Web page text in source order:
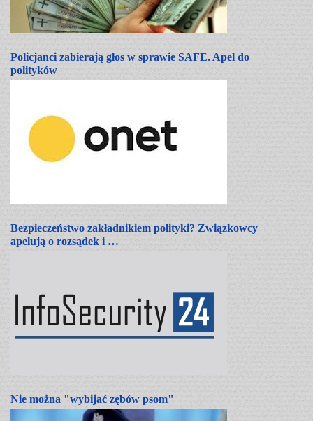
Policjanci zabierają głos w sprawie SAFE. Apel do
polityków
Bezpieczeństwo zakładnikiem polityki? Związkowcy
apelują o rozsądek i …
Nie można "wybijać zębów psom"